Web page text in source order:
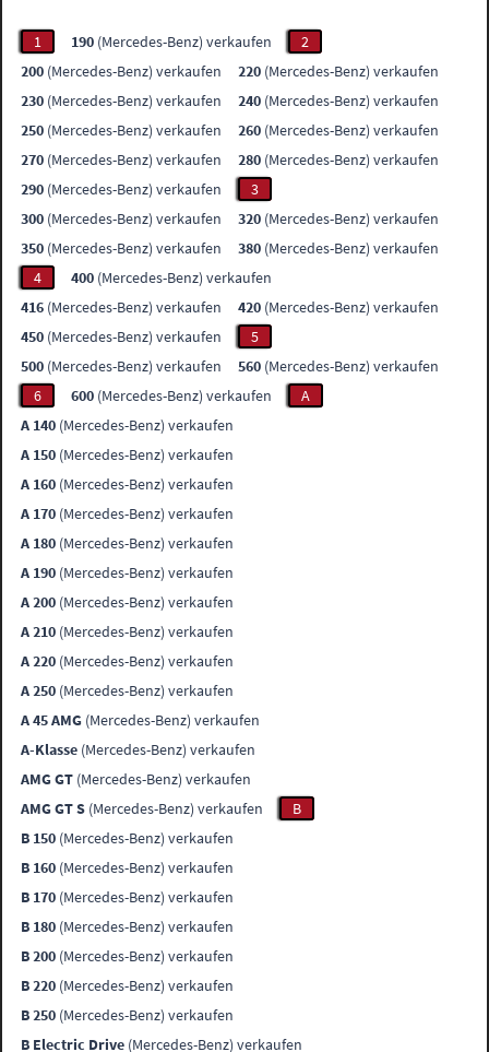
1 190 (Mercedes-Benz) verkaufen
2
200 (Mercedes-Benz) verkaufen 220 (Mercedes-Benz) verkaufen
230 (Mercedes-Benz) verkaufen 240 (Mercedes-Benz) verkaufen
250 (Mercedes-Benz) verkaufen 260 (Mercedes-Benz) verkaufen
270 (Mercedes-Benz) verkaufen 280 (Mercedes-Benz) verkaufen
290 (Mercedes-Benz) verkaufen
3
300 (Mercedes-Benz) verkaufen 320 (Mercedes-Benz) verkaufen
350 (Mercedes-Benz) verkaufen 380 (Mercedes-Benz) verkaufen
4
400 (Mercedes-Benz) verkaufen
416 (Mercedes-Benz) verkaufen 420 (Mercedes-Benz) verkaufen
450 (Mercedes-Benz) verkaufen
5
500 (Mercedes-Benz) verkaufen 560 (Mercedes-Benz) verkaufen
6
600 (Mercedes-Benz) verkaufen
A
A 140 (Mercedes-Benz) verkaufen
A 150 (Mercedes-Benz) verkaufen
A 160 (Mercedes-Benz) verkaufen
A 170 (Mercedes-Benz) verkaufen
A 180 (Mercedes-Benz) verkaufen
A 190 (Mercedes-Benz) verkaufen
A 200 (Mercedes-Benz) verkaufen
A 210 (Mercedes-Benz) verkaufen
A 220 (Mercedes-Benz) verkaufen
A 250 (Mercedes-Benz) verkaufen
A 45 AMG (Mercedes-Benz) verkaufen
A-Klasse (Mercedes-Benz) verkaufen
AMG GT (Mercedes-Benz) verkaufen
AMG GT S (Mercedes-Benz) verkaufen
B
B 150 (Mercedes-Benz) verkaufen
B 160 (Mercedes-Benz) verkaufen
B 170 (Mercedes-Benz) verkaufen
B 180 (Mercedes-Benz) verkaufen
B 200 (Mercedes-Benz) verkaufen
B 220 (Mercedes-Benz) verkaufen
B 250 (Mercedes-Benz) verkaufen
B Electric Drive (Mercedes-Benz) verkaufen